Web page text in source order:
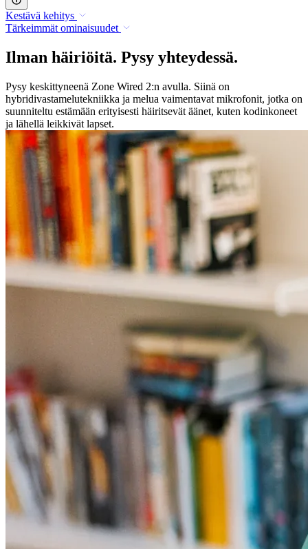
Kestävä kehitys
Tärkeimmät ominaisuudet
Ilman häiriöitä. Pysy yhteydessä.
Pysy keskittyneenä Zone Wired 2:n avulla. Siinä on
hybridivastamelutekniikka ja melua vaimentavat mikrofonit, jotka on
suunniteltu estämään erityisesti häiritsevät äänet, kuten kodinkoneet
ja lähellä leikkivät lapset.